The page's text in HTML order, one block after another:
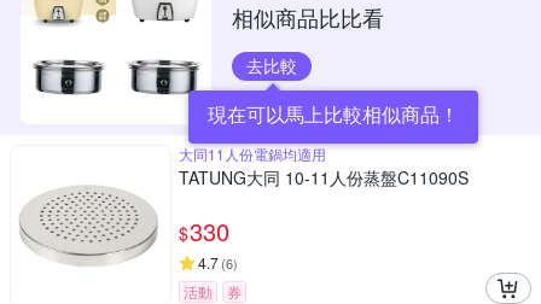
相似商品比比看
去比較
現在可以馬上比較相似商品！
大同11人份電鍋均適用
TATUNG大同 10-11人份蒸盤C11090S
$330
4.7(6)
活動
券